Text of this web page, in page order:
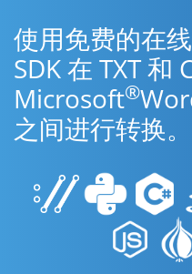
使用免费的在
SDK 在 TXT 和
Microsoft®
之间进行转换。